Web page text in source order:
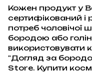
Кожен продукт у
сертифікований і
потреб чоловічої
бородою або
використовувати
"Догляд за
Store. Купити